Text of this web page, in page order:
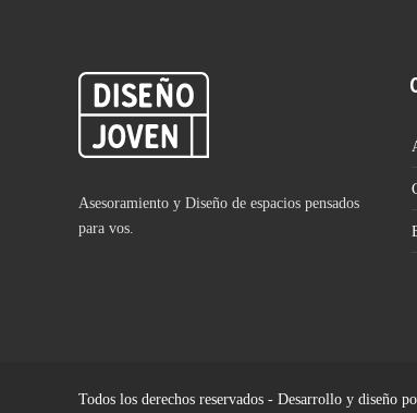
Asesoramiento y Diseño de espacios pensados
para vos.
Todos los derechos reservados - Desarrollo y diseño